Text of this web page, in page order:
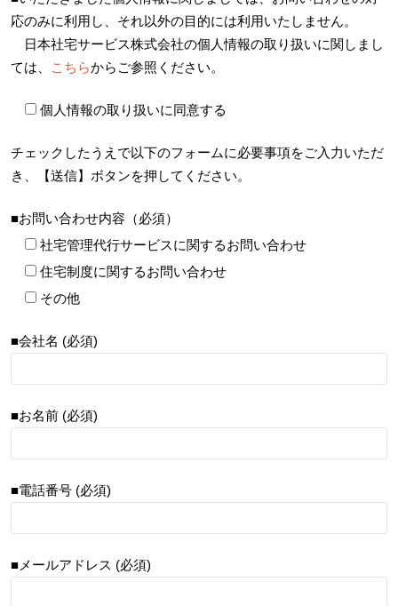
応のみに利用し、それ以外の目的には利用いたしません。
日本社宅サービス株式会社の個人情報の取り扱いに関しまし
ては、
こちらからご参照ください。
個人情報の取り扱いに同意する
チェックしたうえで以下のフォームに必要事項をご入力いただ
き、【送信】ボタンを押してください。
■お問い合わせ内容（必須）
社宅管理代行サービスに関するお問い合わせ
住宅制度に関するお問い合わせ
その他
■会社名 (必須)
■お名前 (必須)
■電話番号 (必須)
■メールアドレス (必須)